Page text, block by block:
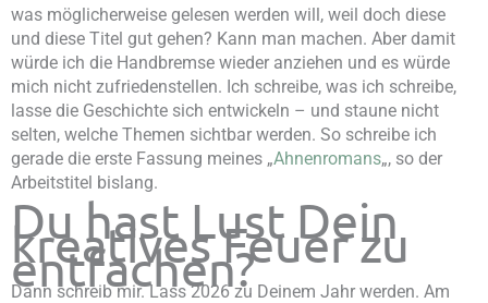
was möglicherweise gelesen werden will, weil doch diese
und diese Titel gut gehen? Kann man machen. Aber damit
würde ich die Handbremse wieder anziehen und es würde
mich nicht zufriedenstellen. Ich schreibe, was ich schreibe,
lasse die Geschichte sich entwickeln – und staune nicht
selten, welche Themen sichtbar werden. So schreibe ich
gerade die erste Fassung meines „Ahnenromans„, so der
Arbeitstitel bislang.
Du hast Lust Dein
kreatives Feuer zu
entfachen?
Dann schreib mir. Lass 2026 zu Deinem Jahr werden. Am